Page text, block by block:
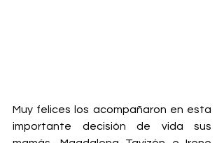
Muy felices los acompañaron en esta
importante decisión de vida sus